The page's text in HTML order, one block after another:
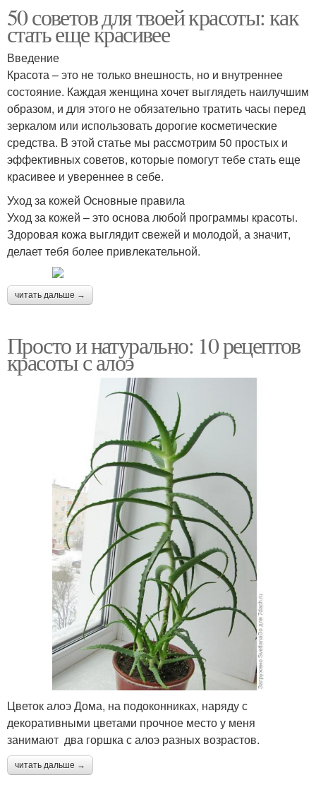
50 советов для твоей красоты: как
стать еще красивее
Введение
Красота – это не только внешность, но и внутреннее
состояние. Каждая женщина хочет выглядеть наилучшим
образом, и для этого не обязательно тратить часы перед
зеркалом или использовать дорогие косметические
средства. В этой статье мы рассмотрим 50 простых и
эффективных советов, которые помогут тебе стать еще
красивее и увереннее в себе.
Уход за кожей Основные правила
Уход за кожей – это основа любой программы красоты.
Здоровая кожа выглядит свежей и молодой, а значит,
делает тебя более привлекательной.
читать дальше →
Просто и натурально: 10 рецептов
красоты с алоэ
Цветок алоэ Дома, на подоконниках, наряду с
декоративными цветами прочное место у меня
занимают два горшка с алоэ разных возрастов.
читать дальше →